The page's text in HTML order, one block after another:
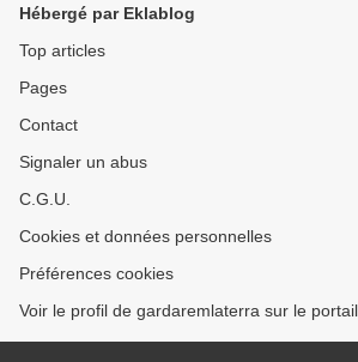
Hébergé par Eklablog
Top articles
Pages
Contact
Signaler un abus
C.G.U.
Cookies et données personnelles
Préférences cookies
Voir le profil de gardaremlaterra sur le